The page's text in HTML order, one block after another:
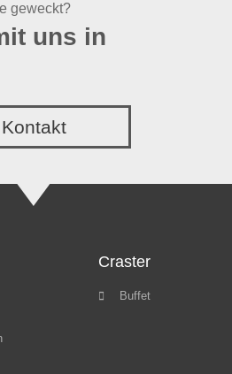
geweckt?
uns in
Kontakt
Craster
Buffet